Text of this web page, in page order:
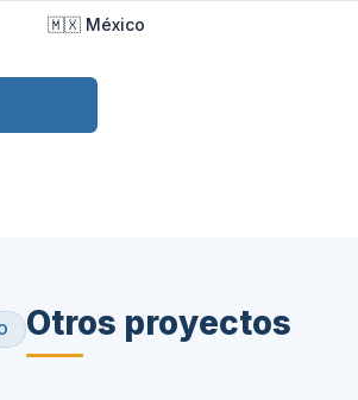
🇲🇽 México
Otros proyectos